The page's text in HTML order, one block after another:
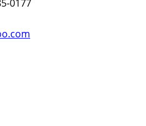
0177